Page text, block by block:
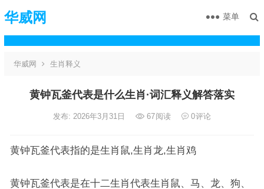
华威网 菜单
华威网 生肖释义
黄钟瓦釜代表是什么生肖·词汇释义解答落实
发布: 2026年3月31日 67阅读 0评论
黄钟瓦釜代表指的是生肖鼠,生肖龙,生肖鸡
黄钟瓦釜代表是在十二生肖代表生肖鼠、马、龙、狗、